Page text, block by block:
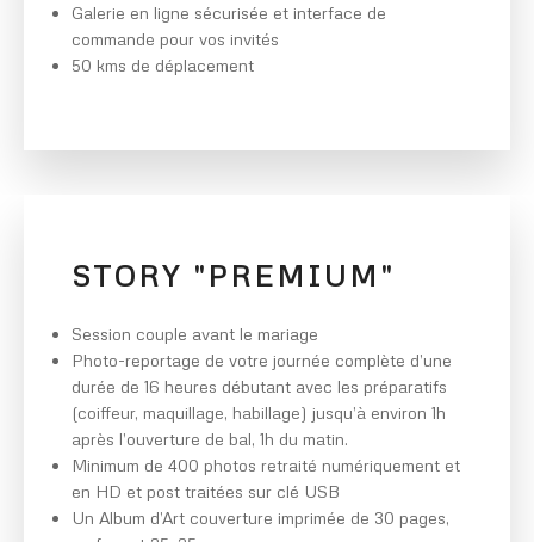
Galerie en ligne sécurisée et interface de
commande pour vos invités
50 kms de déplacement
STORY "PREMIUM"
Session couple avant le mariage
Photo-reportage de votre journée complète d’une
durée de 16 heures débutant avec les préparatifs
(coiffeur, maquillage, habillage) jusqu’à environ 1h
après l’ouverture de bal, 1h du matin.
Minimum de 400 photos retraité numériquement et
en HD et post traitées sur clé USB
Un Album d’Art couverture imprimée de 30 pages,